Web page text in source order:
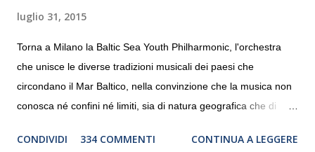
luglio 31, 2015
Torna a Milano la Baltic Sea Youth Philharmonic, l'orchestra
che unisce le diverse tradizioni musicali dei paesi che
circondano il Mar Baltico, nella convinzione che la musica non
conosca né confini né limiti, sia di natura geografica che di
debutterà il 10 settembre a Heiden, in Germania, e toccherà, in
CONDIVIDI 334 COMMENTI CONTINUA A LEGGERE